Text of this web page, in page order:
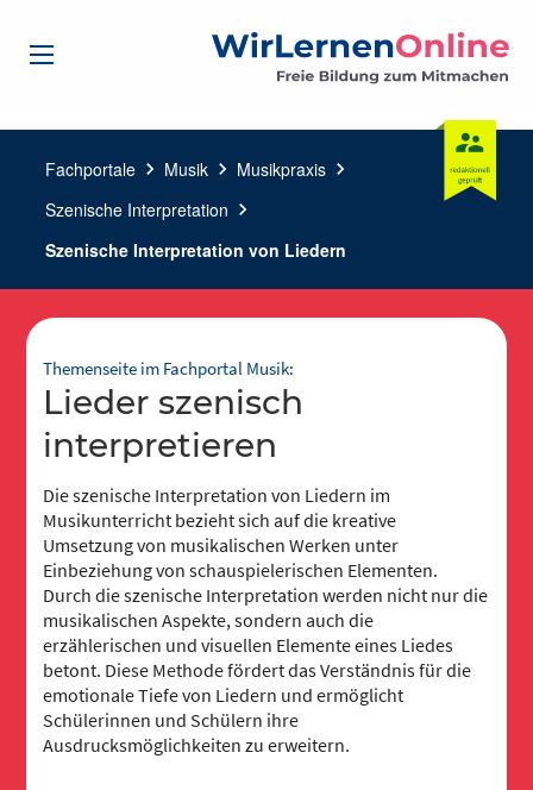
Fachportale chevron_right Musik chevron_right Musikpraxis chevron_right
Szenische Interpretation chevron_right
Szenische Interpretation von Liedern
Themenseite im Fachportal Musik:
Lieder szenisch
interpretieren
Die szenische Interpretation von Liedern im
Musikunterricht bezieht sich auf die kreative
Umsetzung von musikalischen Werken unter
Einbeziehung von schauspielerischen Elementen.
Durch die szenische Interpretation werden nicht nur die
musikalischen Aspekte, sondern auch die
erzählerischen und visuellen Elemente eines Liedes
betont. Diese Methode fördert das Verständnis für die
emotionale Tiefe von Liedern und ermöglicht
Schülerinnen und Schülern ihre
Ausdrucksmöglichkeiten zu erweitern.